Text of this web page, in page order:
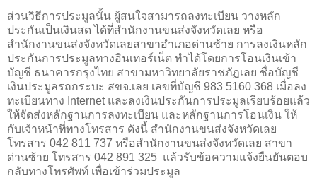
ส่วนวิธีการประมูลนั้น ผู้สนใจสามารถลงทะเบียน วางหลัก
ประกันเป็นเงินสด ได้ที่สำนักงานขนส่งจังหวัดเลย หรือ
สำนักงานขนส่งจังหวัดเลยสาขาอำเภอด่านซ้าย การลงเงินหลัก
ประกันการประมูลทางอินเทอร์เน็ต ทำได้โดยการโอนเงินเข้า
บัญชี ธนาคารกรุงไทย สาขามหาวิทยาลัยราชภัฏเลย ชื่อบัญชี
เงินประมูลรถกระบะ สขจ.เลย เลขที่บัญชี 983 5160 368 เมื่อลง
ทะเบียนทาง Internet และลงเงินประกันการประมูลเรียบร้อยแล้ว
ให้จัดส่งหลักฐานการลงทะเบียน และหลักฐานการโอนเงิน ให้
กับเจ้าหน้าที่ทางโทรสาร ดังนี้ สำนักงานขนส่งจังหวัดเลย
โทรสาร 042 811 737 หรือสำนักงานขนส่งจังหวัดเลย สาขา
ด่านซ้าย โทรสาร 042 891 325 แล้วรับข้อความแจ้งยืนยันตอบ
กลับทางโทรศัพท์ เพื่อเข้าร่วมประมูล